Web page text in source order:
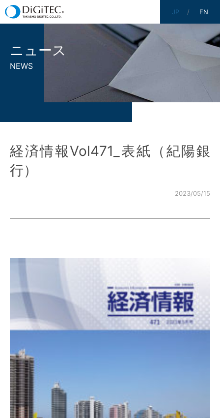
JP EN
ニュース
NEWS
経済情報Vol471_表紙（紀陽銀
行）
2023/05/15